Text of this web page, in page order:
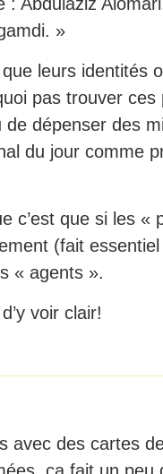
»
leurs identités
pas trouver
dépenser des
du jour comme
c’est que si les «
(fait essentiel
« agents ».
voir clair!
avec des cartes